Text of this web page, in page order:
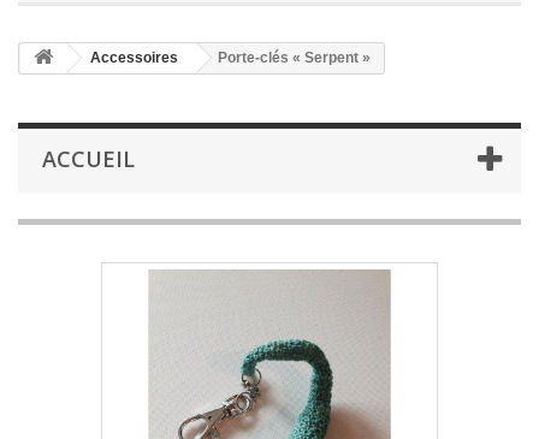
Accessoires Porte-clés « Serpent »
ACCUEIL